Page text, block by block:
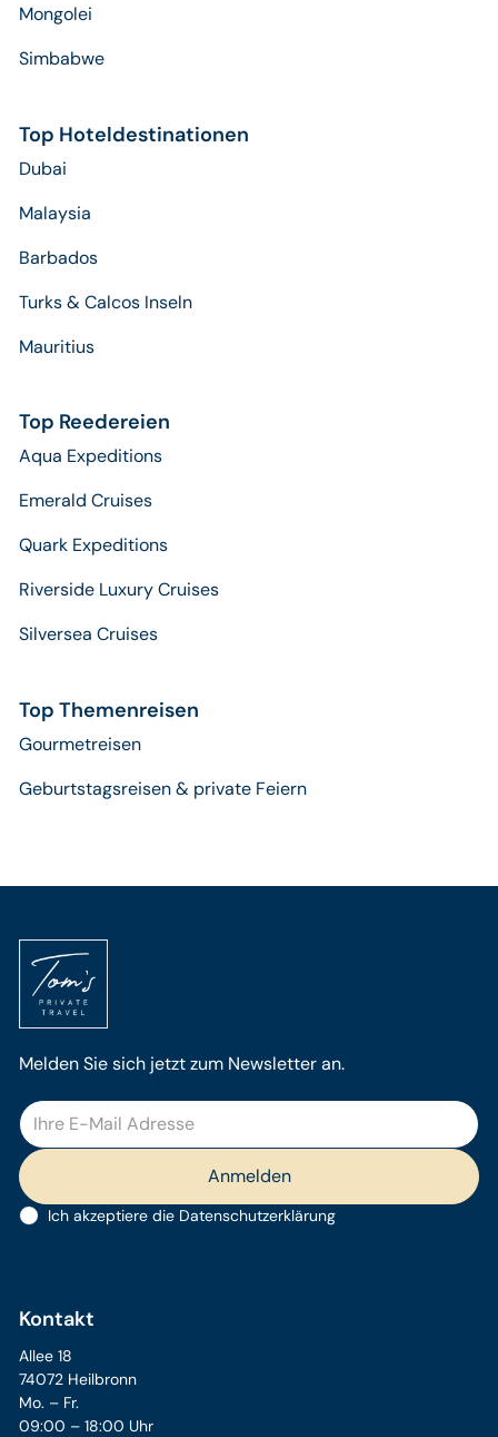
Mongolei
Simbabwe
Top Hoteldestinationen
Dubai
Malaysia
Barbados
Turks & Calcos Inseln
Mauritius
Top Reedereien
Aqua Expeditions
Emerald Cruises
Quark Expeditions
Riverside Luxury Cruises
Silversea Cruises
Top Themenreisen
Gourmetreisen
Geburtstagsreisen & private Feiern
Melden Sie sich jetzt zum Newsletter an.
Ich akzeptiere die Datenschutzerklärung
Kontakt
Allee 18
74072 Heilbronn
Mo. – Fr.
09:00 – 18:00 Uhr